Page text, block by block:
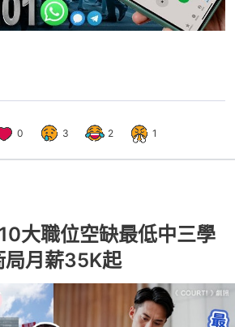
0 3 2 1
大職位空缺最低中三學
局月薪35K起